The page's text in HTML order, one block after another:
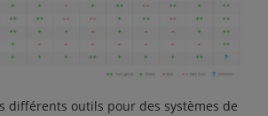
différents outils pour des systèmes de